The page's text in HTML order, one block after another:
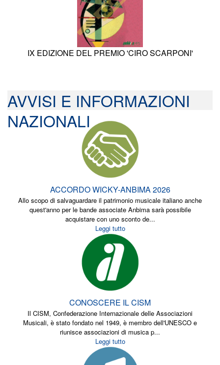
IX EDIZIONE DEL PREMIO 'CIRO SCARPONI'
AVVISI E INFORMAZIONI
NAZIONALI
ACCORDO WICKY-ANBIMA 2026
Allo scopo di salvaguardare il patrimonio musicale italiano anche
quest'anno per le bande associate Anbima sarà possibile
acquistare con uno sconto de...
Leggi tutto
CONOSCERE IL CISM
Il CISM, Confederazione Internazionale delle Associazioni
Musicali, è stato fondato nel 1949, è membro dell'UNESCO e
riunisce associazioni di musica p...
Leggi tutto